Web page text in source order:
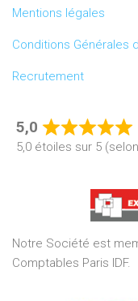
Mentions légales
Conditions Générales
Recrutement
5,0
Rated
5,0
of
5
5,0 étoiles sur 5
Notre Société est
Comptables Paris IDF.